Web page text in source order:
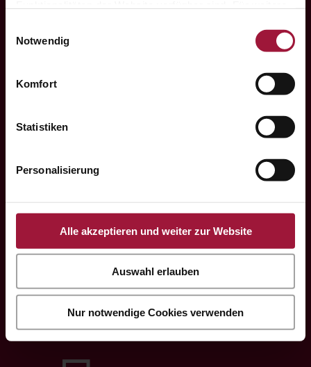
Datenschutzerklärung und Cookie Policy.
Notwendig
Komfort
Statistiken
Personalisierung
Alle akzeptieren und weiter zur Website
Auswahl erlauben
Nur notwendige Cookies verwenden

Hauptstraße 80

+43 7742 3208

office@huberslandhendl.at